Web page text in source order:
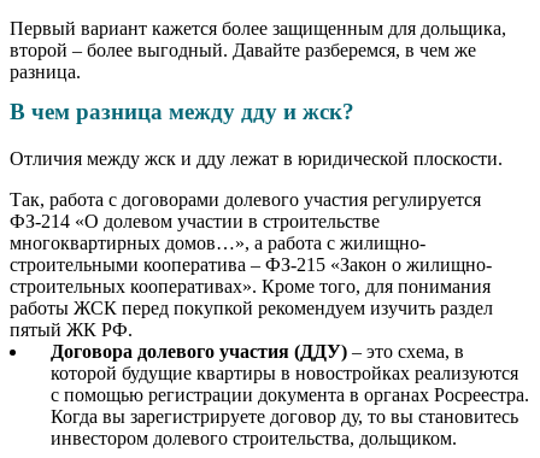
Первый вариант кажется более защищенным для дольщика,
второй – более выгодный. Давайте разберемся, в чем же
разница.
В чем разница между дду и жск?
Отличия между жск и дду лежат в юридической плоскости.
Так, работа с договорами долевого участия регулируется
ФЗ-214 «О долевом участии в строительстве
многоквартирных домов…», а работа с жилищно-
строительными кооператива – ФЗ-215 «Закон о жилищно-
строительных кооперативах». Кроме того, для понимания
работы ЖСК перед покупкой рекомендуем изучить раздел
пятый ЖК РФ.
Договора долевого участия (ДДУ)– это схема, в
которой будущие квартиры в новостройках реализуются
с помощью регистрации документа в органах Росреестра.
Когда вы зарегистрируете договор ду, то вы становитесь
инвестором долевого строительства, дольщиком.